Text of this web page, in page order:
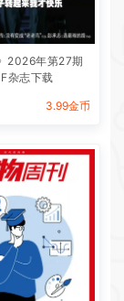
2026年第27期
杂志下载
3.99金币